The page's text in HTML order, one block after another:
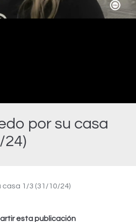
por su casa
24)
Video
casa 1/3 (31/10/24)
esta publicación